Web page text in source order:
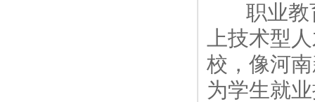
职业教育
上技术型
校，像河
为学生就